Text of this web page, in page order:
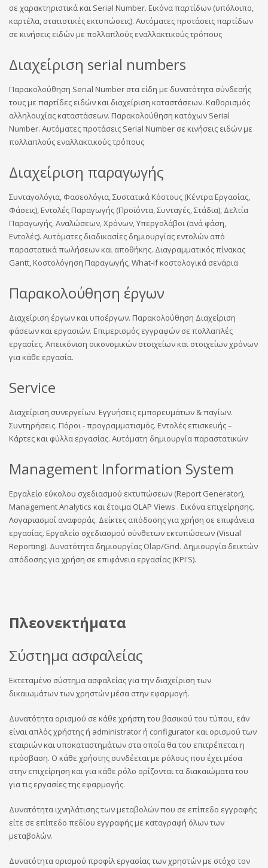
σε χαρακτηριστικά και Serial Number. Εικόνα παρτίδων (υπόλοιπο,
καρτέλα, στατιστικές εκτυπώσεις). Αυτόματες προτάσεις παρτίδων
σε κινήσεις ειδών με πολλαπλούς εναλλακτικούς τρόπους
Διαχείριση serial numbers
Παρακολούθηση Serial Number στα είδη με δυνατότητα σύνδεσής
τους με παρτίδες ειδών και διαχείριση καταστάσεων. Καθορισμός
αλληλουχίας καταστάσεων. Παρακολούθηση κατόχων Serial
Number. Αυτόματες προτάσεις Serial Number σε κινήσεις ειδών με
πολλαπλούς εναλλακτικούς τρόπους
Διαχείριση παραγωγής
Συνταγολόγια, Φασεολόγια, Συστατικά Κόστους (Κέντρα Εργασίας,
Φάσεις), Εντολές Παραγωγής (Προϊόντα, Συνταγές, Στάδια), Δελτία
Παραγωγής, Αναλώσεων, Χρόνων, Υπεργολάβοι (ανά φάση,
Εντολές). Αυτόματες διαδικασίες δημιουργίας εντολών από
παραστατικά πωλήσεων και αποθήκης. Διαγραμματικός πίνακας
Gantt, Κοστολόγηση Παραγωγής, What-if κοστολογικά σενάρια
Παρακολούθηση έργων
Διαχείριση έργων και υποέργων. Παρακολούθηση Διαχείριση
φάσεων και εργασιών. Επιμερισμός εγγραφών σε πολλαπλές
εργασίες. Απεικόνιση οικονομικών στοιχείων και στοιχείων χρόνων
για κάθε εργασία.
Service
Διαχείριση συνεργείων. Εγγυήσεις εμπορευμάτων & παγίων.
Συντηρήσεις. Πόροι - προγραμματισμός. Εντολές επισκευής –
Κάρτες και φύλλα εργασίας. Αυτόματη δημιουργία παραστατικών
Management Information System
Εργαλείο εύκολου σχεδιασμού εκτυπώσεων (Report Generator),
Management Analytics και έτοιμα OLAP Views . Εικόνα επιχείρησης.
Λογαριασμοί αναφοράς. Δείκτες απόδοσης για χρήση σε επιφάνεια
εργασίας. Εργαλείο σχεδιασμού σύνθετων εκτυπώσεων (Visual
Reporting). Δυνατότητα δημιουργίας Olap/Grid. Δημιουργία δεικτών
απόδοσης για χρήση σε επιφάνεια εργασίας (KPI'S).
Πλεονεκτήματα
Σύστημα ασφαλείας
Εκτεταμένο σύστημα ασφαλείας για την διαχείριση των
δικαιωμάτων των χρηστών μέσα στην εφαρμογή.
Δυνατότητα ορισμού σε κάθε χρήστη του βασικού του τύπου, εάν
είναι απλός χρήστης ή administrator ή configurator και ορισμού των
εταιριών και υποκαταστημάτων στα οποία θα του επιτρέπεται η
πρόσβαση. Ο κάθε χρήστης συνδέεται με ρόλους που έχει μέσα
στην επιχείρηση και για κάθε ρόλο ορίζονται τα διακαιώματα του
για τις εργασίες της εφαρμογής.
Δυνατότητα ιχνηλάτισης των μεταβολών που σε επίπεδο εγγραφής
είτε σε επίπεδο πεδίου εγγραφής με καταγραφή όλων των
μεταβολών.
Δυνατότητα ορισμού προφίλ εργασίας των χρηστών με στόχο τον